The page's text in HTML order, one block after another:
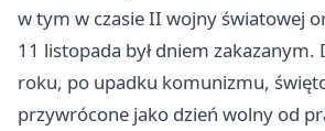
w tym w czasie II wojny światowej
11 listopada był dniem zakazanym.
roku, po upadku komunizmu,
przywrócone jako dzień wolny od